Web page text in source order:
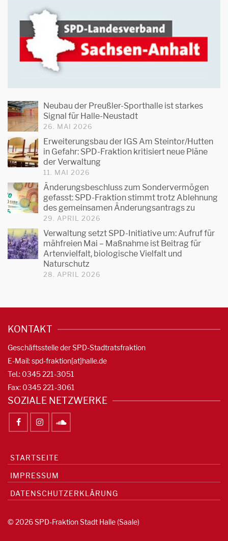
Neubau der Preußler-Sporthalle ist starkes
Signal für Halle-Neustadt
26. MAI 2026
Erweiterungsbau der IGS Am Steintor/Hutten
in Gefahr: SPD-Fraktion kritisiert neue Pläne
der Verwaltung
11. MAI 2026
Änderungsbeschluss zum Sondervermögen
gefasst: SPD-Fraktion stimmt trotz Ablehnung
des gemeinsamen Änderungsantrags zu
29. APRIL 2026
Verwaltung setzt SPD-Initiative um: Aufruf für
mähfreien Mai – Maßnahme ist Beitrag für
Artenvielfalt, biologische Vielfalt und
Naturschutz
28. APRIL 2026
KONTAKT
Geschäftsstelle der SPD-Stadtratsfraktion
E-Mail: spd-fraktion[at]halle.de
Tel.: 0345 221-3051
Fax: 0345 221-3061
SOZIALE NETZWERKE
STARTSEITE
IMPRESSUM
DATENSCHUTZERKLÄRUNG
© 2026 SPD-Fraktion Stadt Halle (Saale)